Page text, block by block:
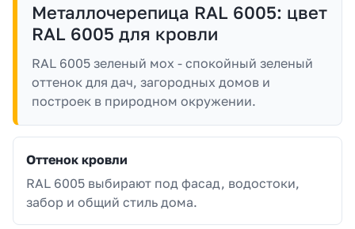
Металлочерепица RAL 6005: цвет
RAL 6005 для кровли
RAL 6005 зеленый мох - спокойный зеленый
оттенок для дач, загородных домов и
построек в природном окружении.
Оттенок кровли
RAL 6005 выбирают под фасад, водостоки,
забор и общий стиль дома.